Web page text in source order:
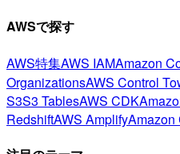
AWSで探す
AWS特集AWS IAMAmazon
OrganizationsAWS Control
S3S3 TablesAWS CDK
RedshiftAWS AmplifyAmazon